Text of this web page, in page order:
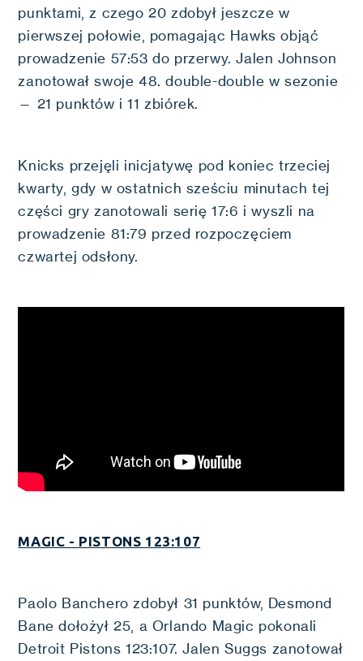
punktami, z czego 20 zdobył jeszcze w
pierwszej połowie, pomagając Hawks objąć
prowadzenie 57:53 do przerwy. Jalen Johnson
zanotował swoje 48. double-double w sezonie
— 21 punktów i 11 zbiórek.
Knicks przejęli inicjatywę pod koniec trzeciej
kwarty, gdy w ostatnich sześciu minutach tej
części gry zanotowali serię 17:6 i wyszli na
prowadzenie 81:79 przed rozpoczęciem
czwartej odsłony.
MAGIC - PISTONS 123:107
Paolo Banchero zdobył 31 punktów, Desmond
Bane dołożył 25, a Orlando Magic pokonali
Detroit Pistons 123:107. Jalen Suggs zanotował